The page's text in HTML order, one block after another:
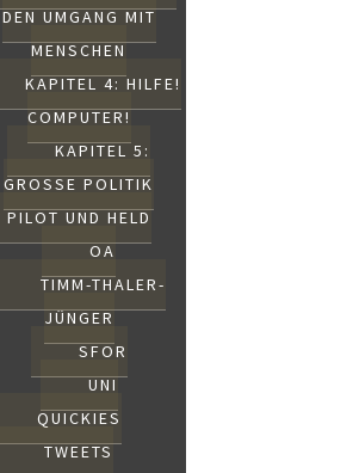
DEN UMGANG MIT
MENSCHEN
KAPITEL 4: HILFE!
COMPUTER!
KAPITEL 5:
GROSSE POLITIK
PILOT UND HELD
OA
TIMM-THALER-
JÜNGER
SFOR
UNI
QUICKIES
TWEETS